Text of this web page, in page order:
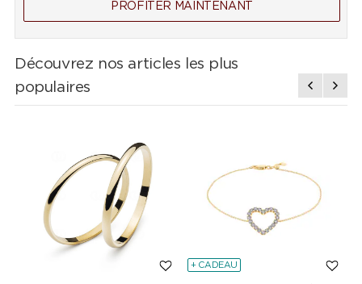
PROFITER MAINTENANT
Découvrez nos articles les plus
populaires
+ CADEAU